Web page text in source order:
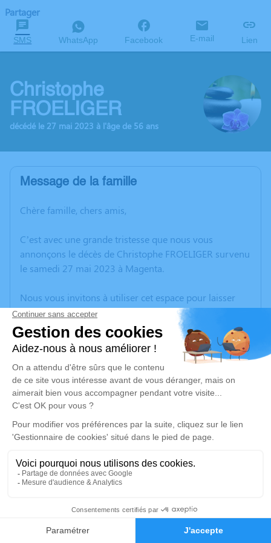
Faire-part Hommages
Partager
SMS WhatsApp Facebook E-mail Lien
Christophe
FROELIGER
décédé le 27 mai 2023 à l'âge de 56 ans
Message de la famille
Chère famille, chers amis,
C’est avec une grande tristesse que nous vous
annonçons le décès de Christophe FROELIGER survenu
le samedi 27 mai 2023 à Magenta.
Nous vous invitons à utiliser cet espace pour laisser
vos condoléances, partager des photos souvenirs, une
anecdote ou exprimer vos pensées à travers des
poèmes ou des textes. Cet endroit est un lieu
d'expression dédié à honorer la mémoire de
Christophe FROELIGER.
Un service de plantation d’arbre hommage est
disponible ici
Crémation
Centre Funéraire Régional de Châlons-en-
Champagne